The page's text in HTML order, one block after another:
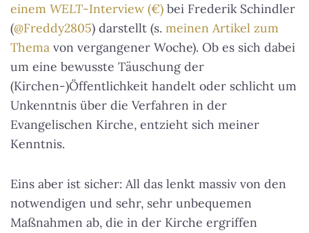
einem WELT-Interview (€) bei Frederik Schindler
(@Freddy2805) darstellt (s. meinen Artikel zum
Thema von vergangener Woche). Ob es sich dabei
um eine bewusste Täuschung der
(Kirchen-)Öffentlichkeit handelt oder schlicht um
Unkenntnis über die Verfahren in der
Evangelischen Kirche, entzieht sich meiner
Kenntnis.
Eins aber ist sicher: All das lenkt massiv von den
notwendigen und sehr, sehr unbequemen
Maßnahmen ab, die in der Kirche ergriffen